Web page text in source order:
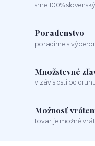
sme 100%
Poradenstvo
poradíme s
Množstevné
v závislosti od
Možnosť
tovar je možné